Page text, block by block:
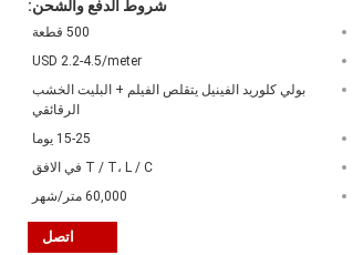
شروط الدفع والشحن:
500 قطعة
USD 2.2-4.5/meter
بولي كلوريد الفينيل يتقلص الفيلم + البليت الخشب
الرقائقي
15-25 يوما
T / T، L / C في الافق
60,000 متر/شهر
اتصل